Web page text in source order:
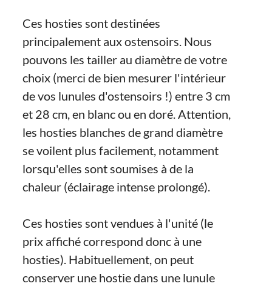
Ces hosties sont destinées
principalement aux ostensoirs. Nous
pouvons les tailler au diamètre de votre
choix (merci de bien mesurer l'intérieur
de vos lunules d'ostensoirs !) entre 3 cm
et 28 cm, en blanc ou en doré. Attention,
les hosties blanches de grand diamètre
se voilent plus facilement, notamment
lorsqu'elles sont soumises à de la
chaleur (éclairage intense prolongé).
Ces hosties sont vendues à l'unité (le
prix affiché correspond donc à une
hosties). Habituellement, on peut
conserver une hostie dans une lunule